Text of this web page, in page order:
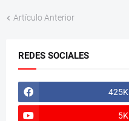
Artículo Anterior
REDES SOCIALES
425K
5K